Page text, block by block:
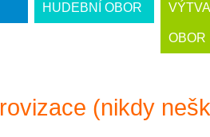
HUDEBNÍ OBOR
OBOR
(nikdy